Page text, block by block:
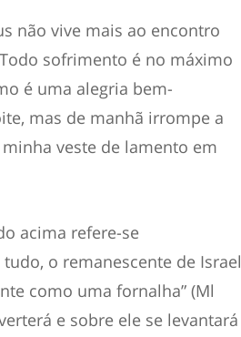
não vive mais ao encontro
sofrimento é no máximo
é uma alegria bem-
mas de manhã irrompe a
veste de lamento em
acima refere-se
o remanescente de Israel
como uma fornalha” (Ml
e sobre ele se levantará